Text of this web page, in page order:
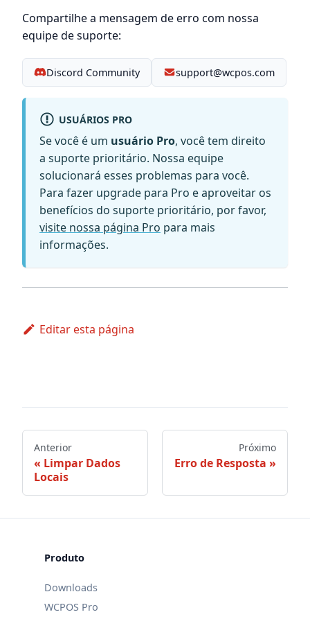
Compartilhe a mensagem de erro com nossa
equipe de suporte:
Discord Community support@wcpos.com
USUÁRIOS PRO
Se você é um usuário Pro, você tem direito
a suporte prioritário. Nossa equipe
solucionará esses problemas para você.
Para fazer upgrade para Pro e aproveitar os
benefícios do suporte prioritário, por favor,
visite nossa página Pro para mais
informações.
Editar esta página
Anterior
Limpar Dados
Locais
Próximo
Erro de Resposta
Produto
Downloads
WCPOS Pro